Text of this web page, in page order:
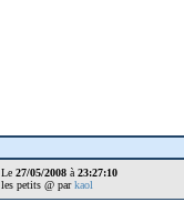
Le 27/05/2008à 23:27:10
les petits @ parkaol